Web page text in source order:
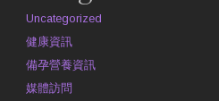
Uncategorized
健康資訊
備孕營養資訊
媒體訪問